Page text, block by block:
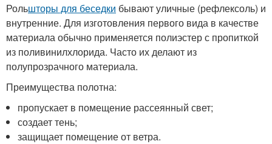
Рольшторы для беседки бывают уличные (рефлексоль) и
внутренние. Для изготовления первого вида в качестве
материала обычно применяется полиэстер с пропиткой
из поливинилхлорида. Часто их делают из
полупрозрачного материала.
Преимущества полотна:
пропускает в помещение рассеянный свет;
создает тень;
защищает помещение от ветра.